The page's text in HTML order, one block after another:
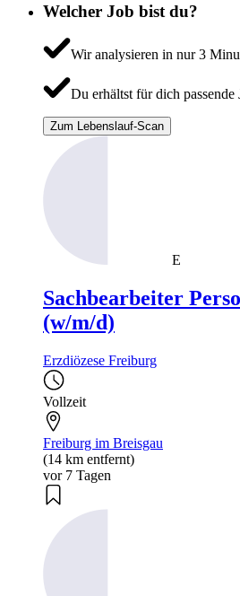
Welcher Job bist du?
Wir analysieren in nur 3
Du erhältst für dich passende
Zum Lebenslauf-Scan
E
Sachbearbeiter
(w/m/d)
Erzdiözese Freiburg
Vollzeit
Freiburg im Breisgau
(14 km entfernt)
vor 7 Tagen